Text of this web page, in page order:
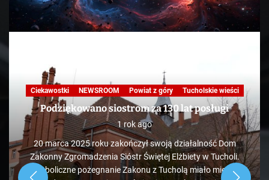
Ciekawostki NEWSROOM Powiat z góry Tucholskie wieści
Podziękowano siostrom za 130 lat posługi
1 rok ago
20 marca 2025 roku zakończył swoją działalność Dom
Zakonny Zgromadzenia Sióstr Świętej Elżbiety w Tucholi.
Symboliczne pożegnanie Zakonu z Tucholą miało miejsce